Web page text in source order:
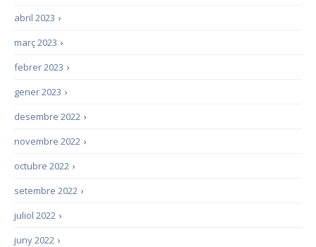
›
abril 2023
›
març 2023
›
febrer 2023
›
gener 2023
›
desembre 2022
›
novembre 2022
›
octubre 2022
›
setembre 2022
›
juliol 2022
›
juny 2022